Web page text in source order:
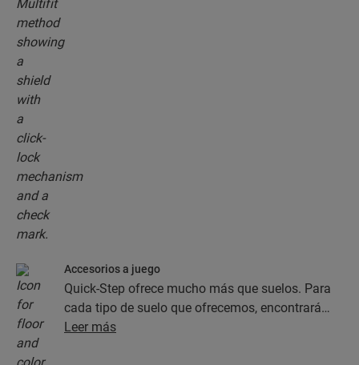
Accesorios a juego
Quick-Step ofrece mucho más que suelos. Para
cada tipo de suelo que ofrecemos, encontrará
una completa colección de accesorios, como
Leer más